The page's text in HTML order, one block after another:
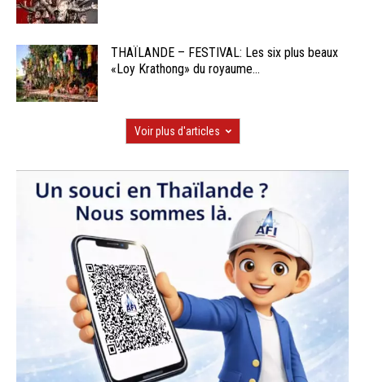
THAÏLANDE – FESTIVAL: Les six plus beaux
«Loy Krathong» du royaume...
Voir plus d'articles